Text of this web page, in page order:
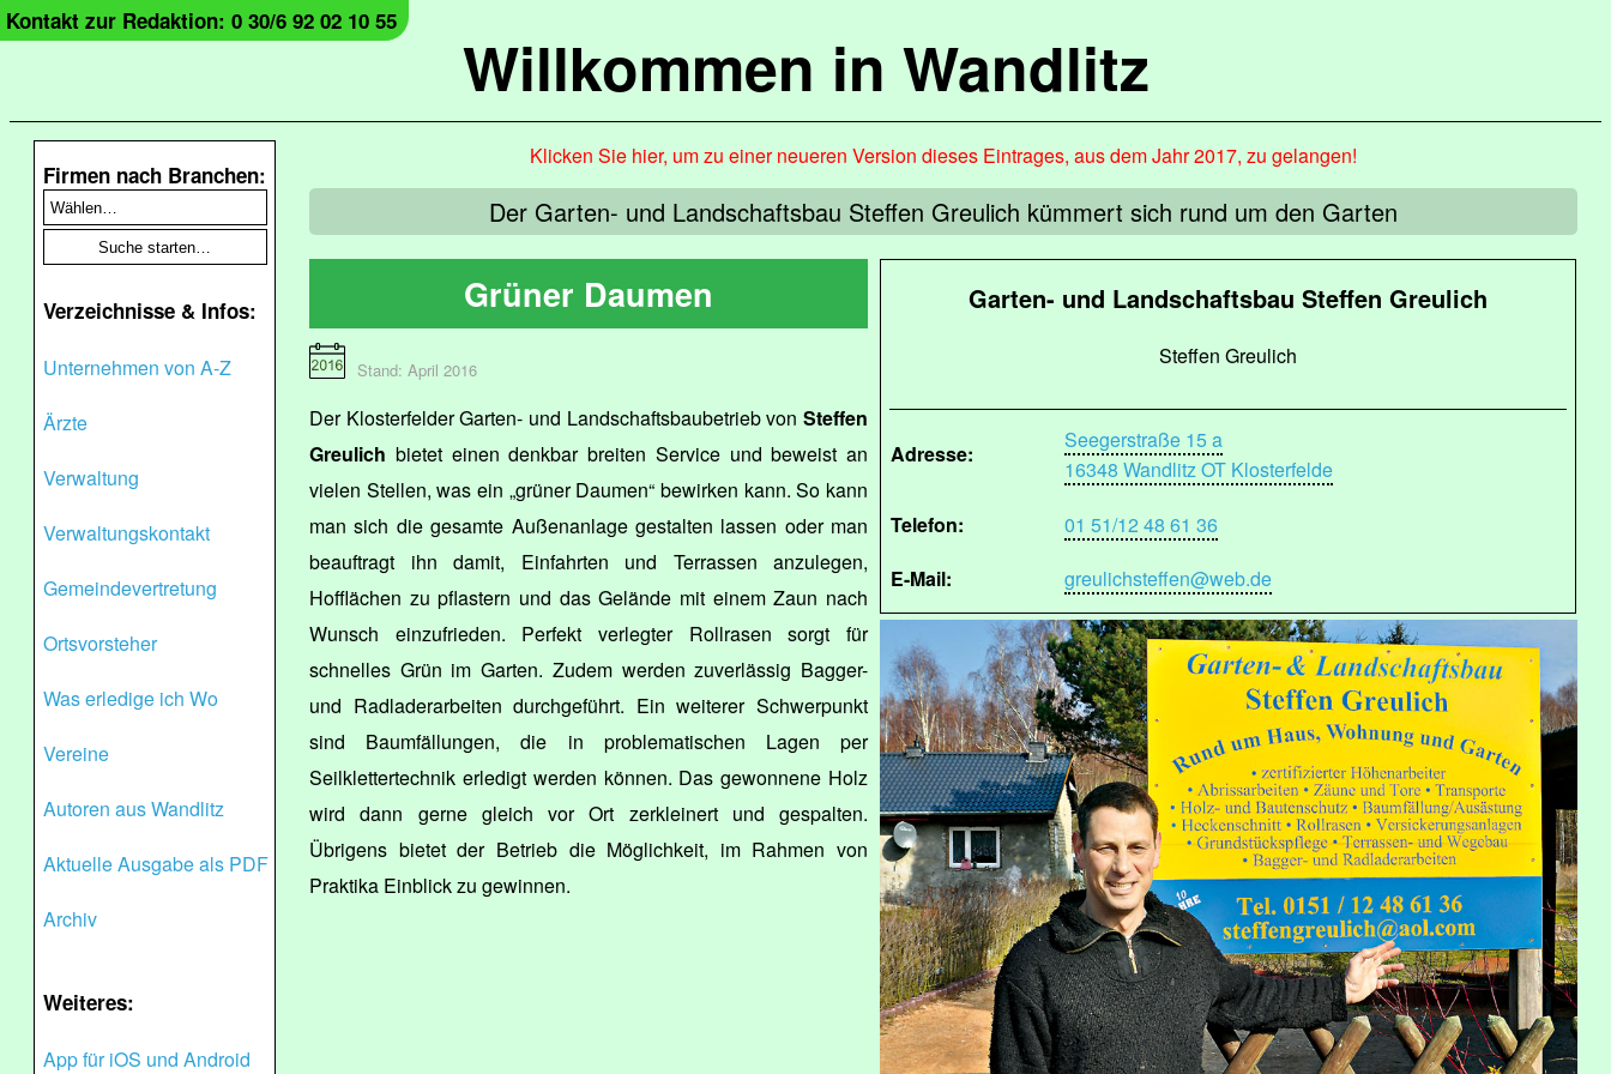
Willkommen in Wandlitz
Kontakt zur Redaktion: 0 30/6 92 02 10 55
Firmen nach Branchen:
Verzeichnisse & Infos:
Unternehmen von A-Z
Ärzte
Verwaltung
Verwaltungskontakt
Gemeindevertretung
Ortsvorsteher
Was erledige ich Wo
Vereine
Autoren aus Wandlitz
Aktuelle Ausgabe als PDF
Archiv
Weiteres:
App für iOS und Android
Klicken Sie hier, um zu einer neueren Version dieses Eintrages, aus dem Jahr 2017, zu gelangen!
Der Garten- und Landschaftsbau Steffen Greulich kümmert sich rund um den Garten
Garten- und Landschaftsbau Steffen Greulich
Steffen Greulich
Adresse:
Seegerstraße 15 a
16348 Wandlitz OT Klosterfelde
Telefon:
01 51/12 48 61 36
E-Mail:
greulichsteffen@web.de
Grüner Daumen
Stand: April 2016
Der Klosterfelder Garten- und Landschaftsbaubetrieb vonSteffen
Greulich bietet einen denkbar breiten Service und beweist an
vielen Stellen, was ein „grüner Daumen“ bewirken kann. So kann
man sich die gesamte Außenanlage gestalten lassen oder man
beauftragt ihn damit, Einfahrten und Terrassen anzulegen,
Hofflächen zu pflastern und das Gelände mit einem Zaun nach
Wunsch einzufrieden. Perfekt verlegter Rollrasen sorgt für
schnelles Grün im Garten. Zudem werden zuverlässig Bagger-
und Radladerarbeiten durchgeführt. Ein weiterer Schwerpunkt
sind Baumfällungen, die in problematischen Lagen per
Seilklettertechnik erledigt werden können. Das gewonnene Holz
wird dann gerne gleich vor Ort zerkleinert und gespalten.
Übrigens bietet der Betrieb die Möglichkeit, im Rahmen von
Praktika Einblick zu gewinnen.